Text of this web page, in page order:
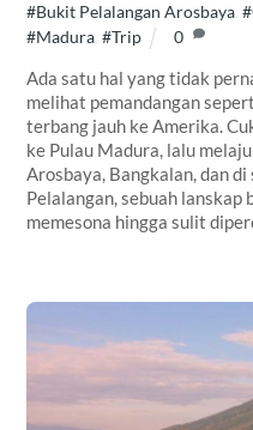
#Bukit Pelalangan Arosbaya ,
#Madura ,#Trip 0
Ada satu hal yang tidak
melihat pemandangan
terbang jauh ke Amerika.
ke Pulau Madura, lalu
Arosbaya, Bangkalan, dan
Pelalangan, sebuah
memesona hingga sulit